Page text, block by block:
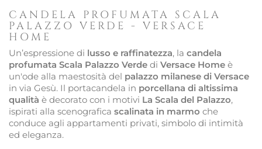
CANDELA PROFUMATA SCALA
PALAZZO VERDE - VERSACE
HOME
Un’espressione di lusso e raffinatezza, la candela
profumata Scala Palazzo Verde di Versace Home è
un'ode alla maestosità del palazzo milanese di Versace
in via Gesù. Il portacandela in porcellana di altissima
qualità è decorato con i motivi La Scala del Palazzo,
ispirati alla scenografica scalinata in marmo che
conduce agli appartamenti privati, simbolo di intimità
ed eleganza.